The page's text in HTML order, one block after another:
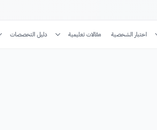
اختبار الشخصية مقالات تعليمية دليل التخصصات